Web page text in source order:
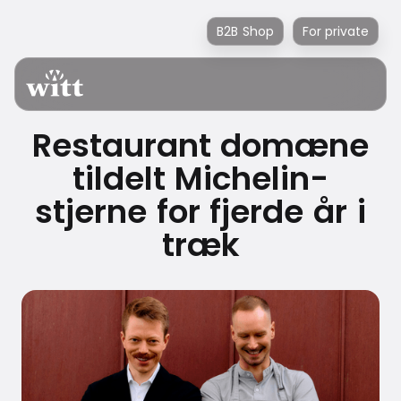
B2B Shop For private
Restaurant domæne
tildelt Michelin-
stjerne for fjerde år i
træk